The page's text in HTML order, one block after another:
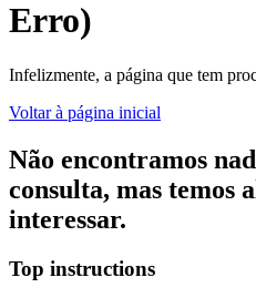
Erro)
Infelizmente, a página que tem
Voltar à página inicial
Não encontramos
consulta, mas temos
interessar.
Top instructions